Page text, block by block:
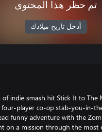
تم حظر هذا المحتوى
أدخل تاريخ ميلادك
indie smash hit Stick It to The
four-player co-op stab-you-in-
funny adventure with the
on a mission through the most